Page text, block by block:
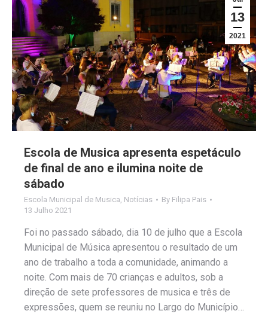
13
2021
Escola de Musica apresenta espetáculo
de final de ano e ilumina noite de
sábado
Escola Municipal de Musica Notícias By Filipa Pais
13 Julho 2021
Foi no passado sábado, dia 10 de julho que a Escola
Municipal de Música apresentou o resultado de um
ano de trabalho a toda a comunidade, animando a
noite. Com mais de 70 crianças e adultos, sob a
direção de sete professores de musica e três de
expressões, quem se reuniu no Largo do Município…